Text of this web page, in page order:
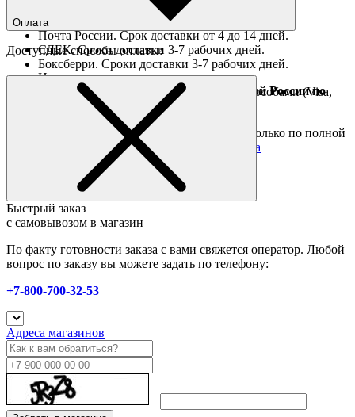
Ориентировочные сроки доставки по России
Почта России. Срок доставки от 4 до 14 дней.
СДЕК. Сроки доставки 3-7 рабочих дней.
Боксберри. Сроки доставки 3-7 рабочих дней.
Доставка за границу осуществляется Почтой России по
полной предоплате
Подробные условия
Оплата
Доступные способы оплаты:
Наличными при получении
Оплата он-лайн всеми популярными способами (Visa,
Mastercard и тд.)
Товары со скидкой отправляются по России только по полной
предоплате. Все подробности в разделе
оплата
Быстрый заказ
с самовывозом в магазин
По факту готовности заказа с вами свяжется оператор. Любой
вопрос по заказу вы можете задать по телефону:
+7-800-700-32-53
Адреса магазинов